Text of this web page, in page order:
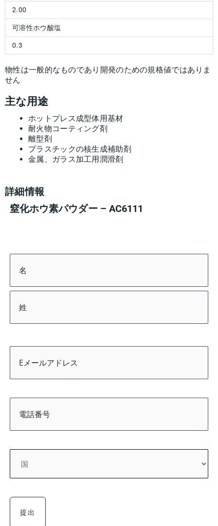
2.00
可溶性ホウ酸塩
0.3
物性は一般的なものであり開発のための規格値ではありま
せん
主な用途
ホットプレス成型体用基材
耐火物コーティング剤
離型剤
プラスチックの核生成補助剤
金属、ガラス加工用潤滑剤
詳細情報
窒化ホウ素パウダー – AC6111
ア
ス
*